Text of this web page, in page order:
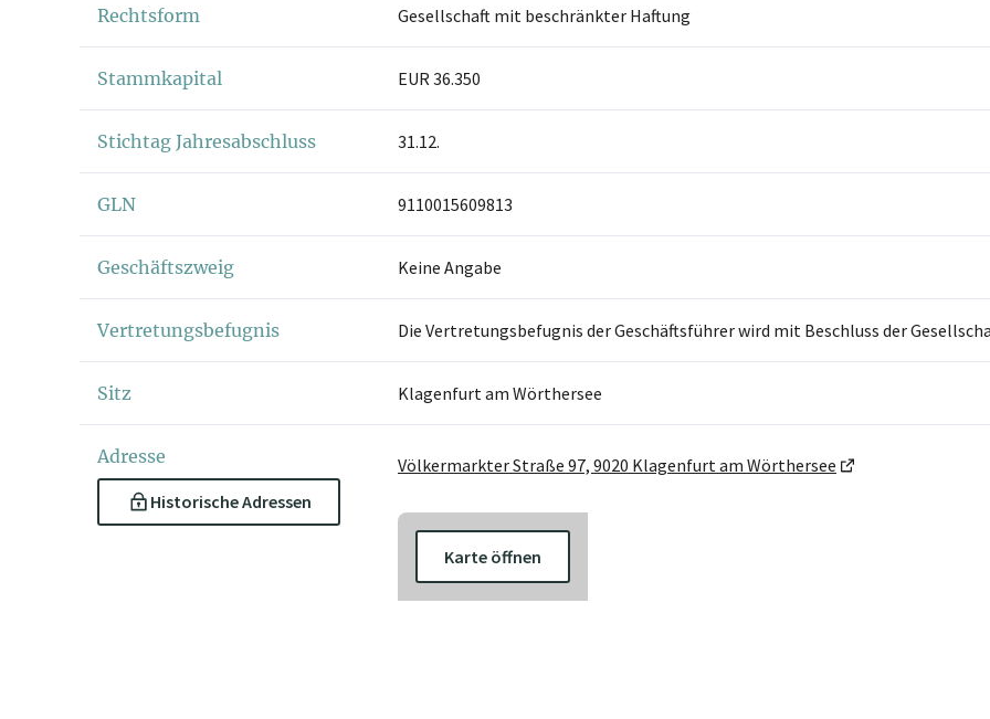
Rechtsform Gesellschaft mit beschränkter Haftung
Stammkapital EUR 36.350
Stichtag Jahresabschluss 31.12.
GLN 9110015609813
Geschäftszweig Keine Angabe
Vertretungsbefugnis Die Vertretungsbefugnis der Geschäftsführer wird mit Beschluss der
Sitz Klagenfurt am Wörthersee
Adresse
Historische Adressen
Völkermarkter Straße 97, 9020 Klagenfurt am Wörthersee
Karte öffnen